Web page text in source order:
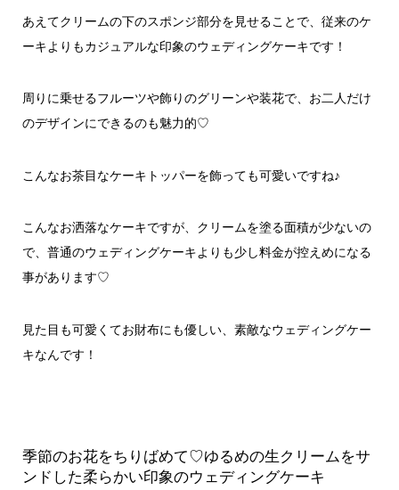
あえてクリームの下のスポンジ部分を見せることで、従来のケ
ーキよりもカジュアルな印象のウェディングケーキです！
周りに乗せるフルーツや飾りのグリーンや装花で、お二人だけ
のデザインにできるのも魅力的♡
こんなお茶目なケーキトッパーを飾っても可愛いですね♪
こんなお洒落なケーキですが、クリームを塗る面積が少ないの
で、普通のウェディングケーキよりも少し料金が控えめになる
事があります♡
見た目も可愛くてお財布にも優しい、素敵なウェディングケー
キなんです！
季節のお花をちりばめて♡ゆるめの生クリームをサ
ンドした柔らかい印象のウェディングケーキ